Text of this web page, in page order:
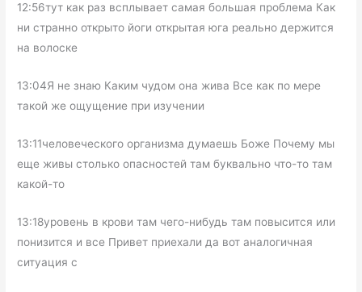
12:56тут как раз всплывает самая большая проблема Как
ни странно открыто йоги открытая юга реально держится
на волоске
13:04Я не знаю Каким чудом она жива Все как по мере
такой же ощущение при изучении
13:11человеческого организма думаешь Боже Почему мы
еще живы столько опасностей там буквально что-то там
какой-то
13:18уровень в крови там чего-нибудь там повысится или
понизится и все Привет приехали да вот аналогичная
ситуация с